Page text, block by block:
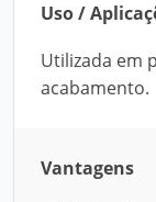
Uso /
Utilizada em
acabamento.
Vantagens